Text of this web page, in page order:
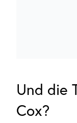
Und die
Cox?